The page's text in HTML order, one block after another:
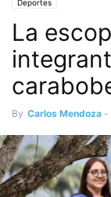
Deportes
La
By Carlos Mendoza -